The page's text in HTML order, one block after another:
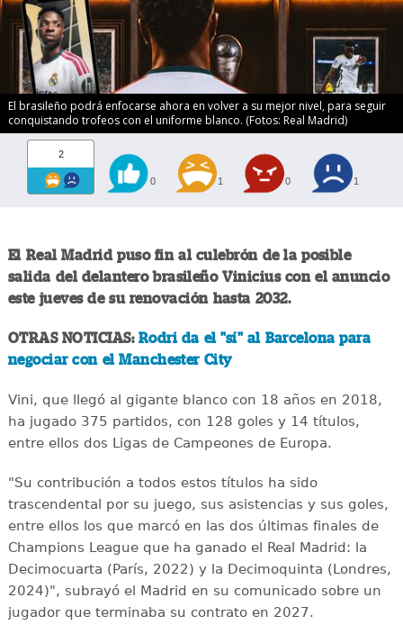
El brasileño podrá enfocarse ahora en volver a su mejor nivel, para seguir
conquistando trofeos con el uniforme blanco. (Fotos: Real Madrid)
2
0 1 0 1
El Real Madrid puso fin al culebrón de la posible
salida del delantero brasileño Vinicius con el anuncio
este jueves de su renovación hasta 2032.
OTRAS NOTICIAS: Rodri da el "sí" al Barcelona para
negociar con el Manchester City
Vini, que llegó al gigante blanco con 18 años en 2018,
ha jugado 375 partidos, con 128 goles y 14 títulos,
entre ellos dos Ligas de Campeones de Europa.
"Su contribución a todos estos títulos ha sido
trascendental por su juego, sus asistencias y sus goles,
entre ellos los que marcó en las dos últimas finales de
Champions League que ha ganado el Real Madrid: la
Decimocuarta (París, 2022) y la Decimoquinta (Londres,
2024)", subrayó el Madrid en su comunicado sobre un
jugador que terminaba su contrato en 2027.